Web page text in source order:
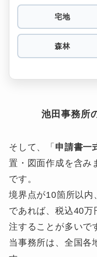
宅地
森林
池田事務所
そして、「 申請書一
置・図面作成を含み
です。
境界点が10箇所以内
であれば、税込40
注することが多いで
当事務所は、全国各